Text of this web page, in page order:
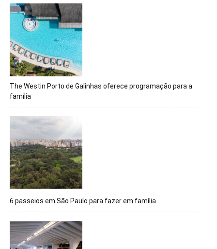
The Westin Porto de Galinhas oferece programação para a
família
6 passeios em São Paulo para fazer em família